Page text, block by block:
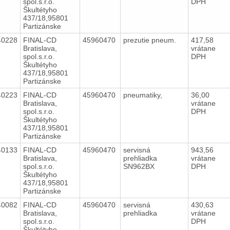
Škultétyho
437/18,95801
Partizánske
FINAL-CD
Bratislava,
spol.s.r.o.
Škultétyho
437/18,95801
Partizánske
45960470 prezutie pneum.
417,58
vrátane
DPH
FINAL-CD
Bratislava,
spol.s.r.o.
Škultétyho
437/18,95801
Partizánske
45960470 pneumatiky,
36,00
vrátane
DPH
FINAL-CD
Bratislava,
spol.s.r.o.
Škultétyho
437/18,95801
Partizánske
45960470
servisná
prehliadka
SN962BX
943,56
vrátane
DPH
FINAL-CD
Bratislava,
spol.s.r.o.
45960470
servisná
prehliadka
430,63
vrátane
DPH